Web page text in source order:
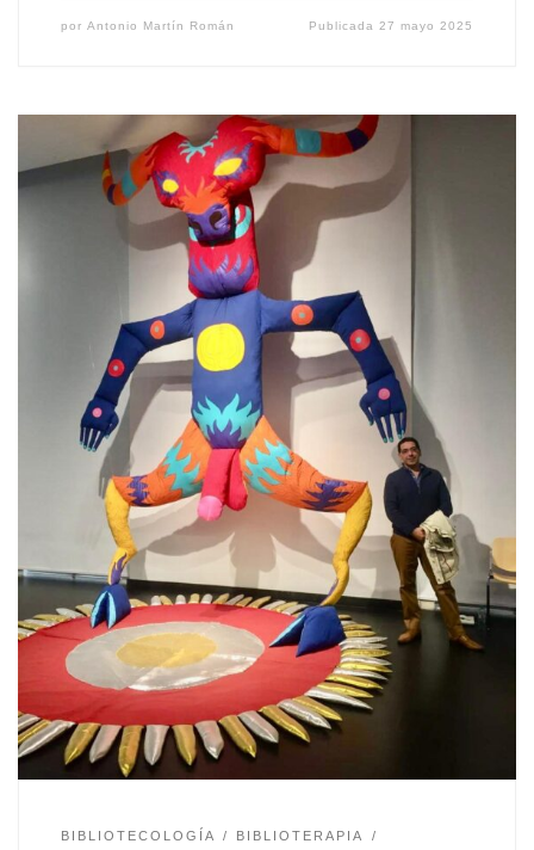
por Antonio Martín Román Publicada27 mayo 2025
BIBLIOTECOLOGÍA BIBLIOTERAPIA